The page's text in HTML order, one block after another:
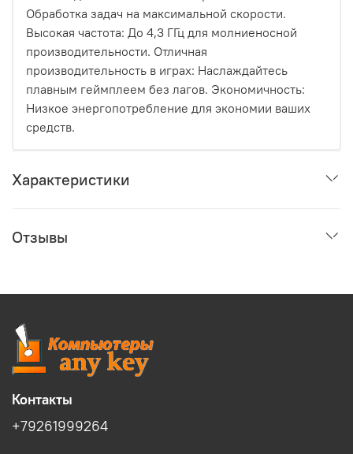
Обработка задач на максимальной скорости.
Высокая частота: До 4,3 ГГц для молниеносной
производительности. Отличная
производительность в играх: Наслаждайтесь
плавным геймплеем без лагов. Экономичность:
Низкое энергопотребление для экономии ваших
средств.
Характеристики
Отзывы
Контакты
+79261999264